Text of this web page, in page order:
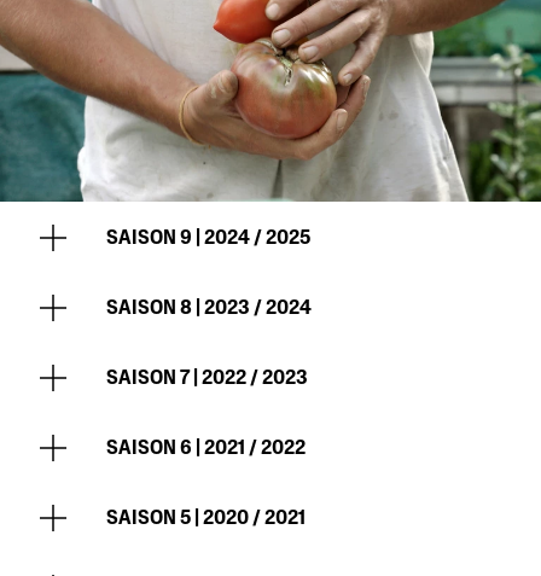
SAISON 9 | 2024 / 2025
SAISON 8 | 2023 / 2024
SAISON 7 | 2022 / 2023
SAISON 6 | 2021 / 2022
SAISON 5 | 2020 / 2021